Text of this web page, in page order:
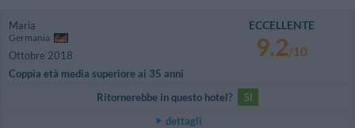
Maria
Germania
Ottobre 2018
Coppia età media superiore ai 35 anni
ECCELLENTE
9.2/10
Ritornerebbe in questo hotel?
SI
dettagli